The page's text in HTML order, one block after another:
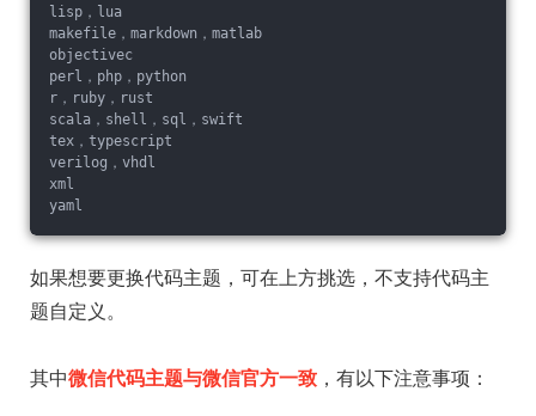
lisp，lua
makefile，markdown，matlab
objectivec
perl，php，python
r，ruby，rust
scala，shell，sql，swift
tex，typescript
verilog，vhdl
xml
yaml
如果想要更换代码主题，可在上方挑选，不支持代码主
题自定义。
其中微信代码主题与微信官方一致 ，有以下注意事项：